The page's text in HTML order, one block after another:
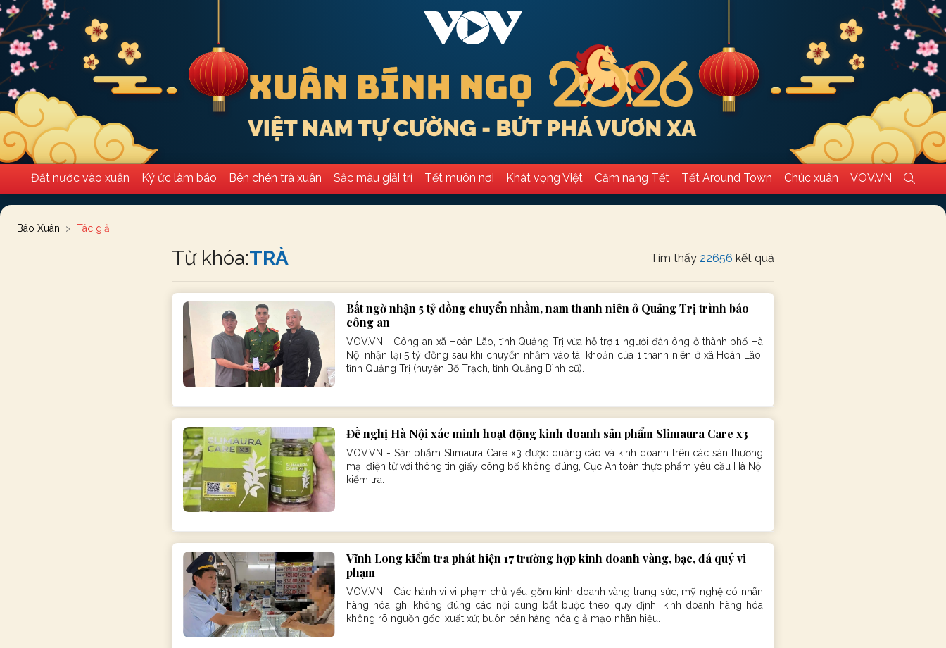
Đất nước vào xuân Ký ức làm báo Bên chén trà xuân Sắc màu giải trí Tết muôn nơi Khát vọng Việt Cẩm nang Tết Tết Around Town Chúc xuân VOV.VN
Báo Xuân Tác giả
Từ khóa:TRÀ Tìm thấy 22656 kết quả
Bất ngờ nhận 5 tỷ đồng chuyển nhầm, nam thanh niên ở Quảng Trị trình báo
công an
VOV.VN - Công an xã Hoàn Lão, tỉnh Quảng Trị vừa hỗ trợ 1 người đàn ông ở thành phố Hà
Nội nhận lại 5 tỷ đồng sau khi chuyển nhầm vào tài khoản của 1 thanh niên ở xã Hoàn Lão,
tỉnh Quảng Trị (huyện Bố Trạch, tỉnh Quảng Bình cũ).
Đề nghị Hà Nội xác minh hoạt động kinh doanh sản phẩm Slimaura Care x3
VOV.VN - Sản phẩm Slimaura Care x3 được quảng cáo và kinh doanh trên các sàn thương
mại điện tử với thông tin giấy công bố không đúng, Cục An toàn thực phẩm yêu cầu Hà Nội
kiểm tra.
Vĩnh Long kiểm tra phát hiện 17 trường hợp kinh doanh vàng, bạc, đá quý vi
phạm
VOV.VN - Các hành vi vi phạm chủ yếu gồm kinh doanh vàng trang sức, mỹ nghệ có nhãn
hàng hóa ghi không đúng các nội dung bắt buộc theo quy định; kinh doanh hàng hóa
không rõ nguồn gốc, xuất xứ; buôn bán hàng hóa giả mạo nhãn hiệu.